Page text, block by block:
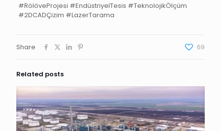
#RölöveProjesi #EndüstriyelTesis #TeknolojikÖlçüm
#2DCADÇizim #LazerTarama
Share 69
Related posts